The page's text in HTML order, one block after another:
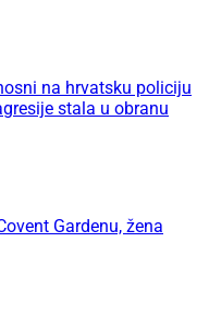
na hrvatsku policiju
stala u obranu
Gardenu, žena